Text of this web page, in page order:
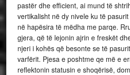
pastër dhe efficient, ai mund të
vertikalisht në dy nivele ku të
në hapësira të mëdha me parqe.
gjera, që të lejonin ajrin e freskët
njeri i kohës që besonte se të
varfërit. Pjesa e poshtme qe më e
reflektonin statusin e shoqërisë,